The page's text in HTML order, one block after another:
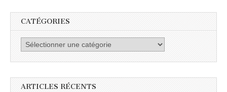
CATÉGORIES
Catégories
ARTICLES RÉCENTS